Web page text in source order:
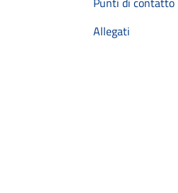
Allegati